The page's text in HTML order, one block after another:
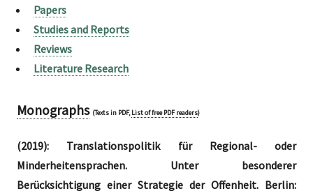
Papers
Studies and Reports
Reviews
Literature Research
Monographs (Texts in PDF, List of free PDF readers)
(2019): Translationspolitik für Regional- oder
Minderheitensprachen. Unter besonderer
Berücksichtigung einer Strategie der Offenheit. Berlin: